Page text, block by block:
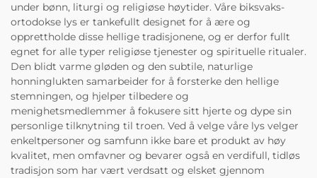
under bønn, liturgi og religiøse høytider. Våre biksvaks-
ortodokse lys er tankefullt designet for å ære og
opprettholde disse hellige tradisjonene, og er derfor fullt
egnet for alle typer religiøse tjenester og spirituelle ritualer.
Den blidt varme gløden og den subtile, naturlige
honninglukten samarbeider for å forsterke den hellige
stemningen, og hjelper tilbedere og
menighetsmedlemmer å fokusere sitt hjerte og dype sin
personlige tilknytning til troen. Ved å velge våre lys velger
enkeltpersoner og samfunn ikke bare et produkt av høy
kvalitet, men omfavner og bevarer også en verdifull, tidløs
tradisjon som har vært verdsatt og elsket gjennom